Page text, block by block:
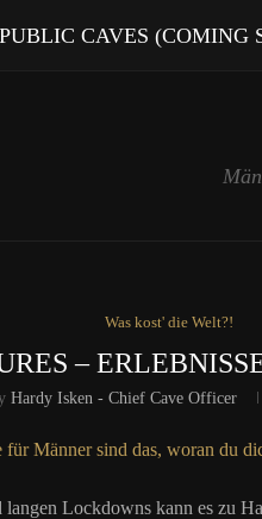
PUBLIC CAVES (COMING
Was kost' die Welt?!
–
Hardy Isken - Chief Cave Officer
Lockdowns kann es zu